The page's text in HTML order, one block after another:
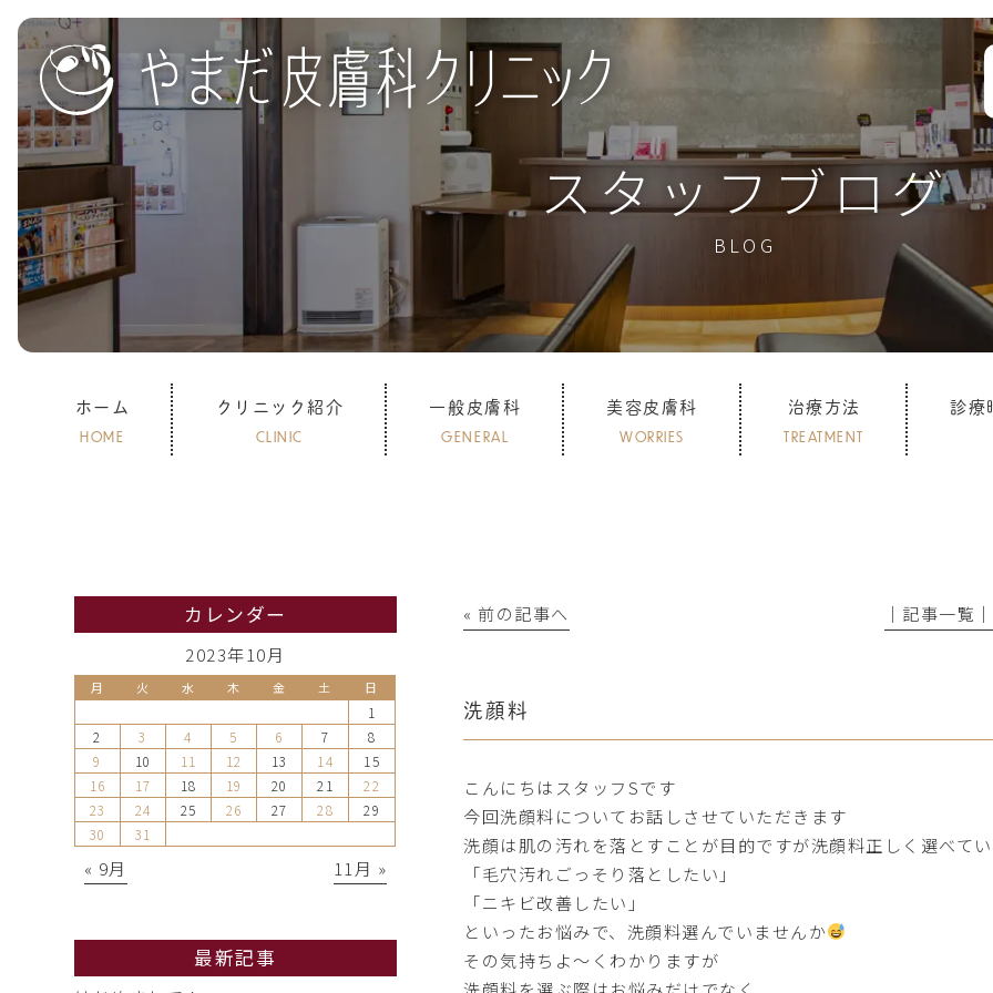
スタッフブログ
BLOG
ホーム
HOME
クリニック紹介
CLINIC
一般皮膚科
GENERAL
美容皮膚科
WORRIES
治療方法
TREATMENT
診療
« 前の記事へ │記事一覧│
洗顔料
こんにちはスタッフSです
今回洗顔料についてお話しさせていただきます
洗顔は肌の汚れを落とすことが目的ですが洗顔料正しく選べてい
「毛穴汚れごっそり落としたい」
「ニキビ改善したい」
といったお悩みで、洗顔料選んでいませんか
その気持ちよ〜くわかりますが
カレンダー
2023年10月
月 火 水 木 金 土 日
1
2
3 4 5 6 7
8
9
10 11 12 13 14
15
16
17 18 19 20 21
22
23
24 25 26 27 28
29
30
31
« 9月 11月 »
最新記事